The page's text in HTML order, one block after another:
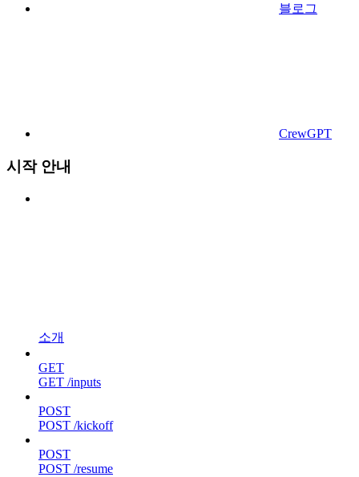
블로그
CrewGPT
시작 안내
소개
GET
GET /inputs
POST
POST /kickoff
POST
POST /resume